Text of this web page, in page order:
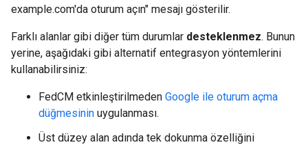
example.com'da oturum açın" mesajı gösterilir.
Farklı alanlar gibi diğer tüm durumlar desteklenmez. Bunun
yerine, aşağıdaki gibi alternatif entegrasyon yöntemlerini
kullanabilirsiniz:
FedCM etkinleştirilmeden Google ile oturum açma
düğmesinin uygulanması.
Üst düzey alan adında tek dokunma özelliğini